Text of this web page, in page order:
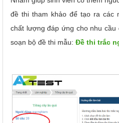
đề thi tham khảo để tạo ra các
chất lượng đáp ứng cho nhu cầu
soạn bộ đề thi mẫu: Đề thi trắc